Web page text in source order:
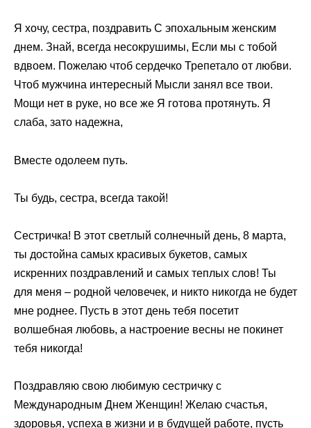
Я хочу, сестра, поздравить С эпохальным женским
днем. Знай, всегда несокрушимы, Если мы с тобой
вдвоем. Пожелаю чтоб сердечко Трепетало от любви.
Чтоб мужчина интересный Мысли занял все твои.
Мощи нет в руке, но все же Я готова протянуть. Я
слаба, зато надежна,
Вместе одолеем путь.
Ты будь, сестра, всегда такой!
Сестричка! В этот светлый солнечный день, 8 марта,
ты достойна самых красивых букетов, самых
искренних поздравлений и самых теплых слов! Ты
для меня – родной человечек, и никто никогда не будет
мне роднее. Пусть в этот день тебя посетит
волшебная любовь, а настроение весны не покинет
тебя никогда!
Поздравляю свою любимую сестричку с
Международным Днем Женщин! Желаю счастья,
здоровья, успеха в жизни и в будущей работе, пусть